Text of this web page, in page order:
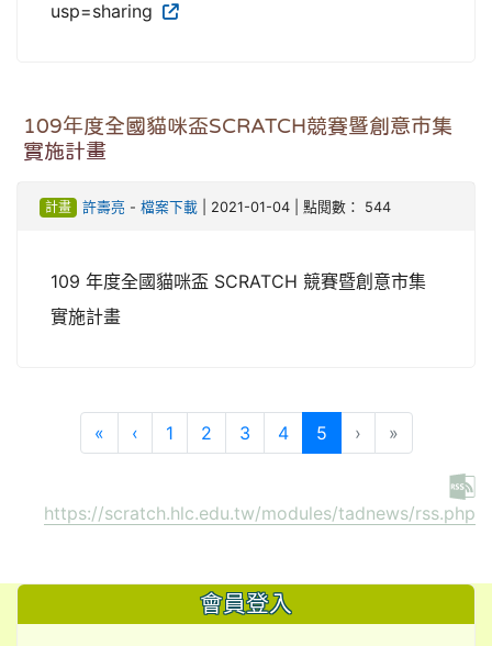
usp=sharing
109年度全國貓咪盃SCRATCH競賽暨創意市集
實施計畫
計畫 許壽亮 - 檔案下載| 2021-01-04 | 點閱數： 544
109 年度全國貓咪盃 SCRATCH 競賽暨創意市集
實施計畫
«第一頁
‹上一頁
1 2 3 4 5(目前頁次)
› »
https://scratch.hlc.edu.tw/modules/tadnews/rss.php
會員登入